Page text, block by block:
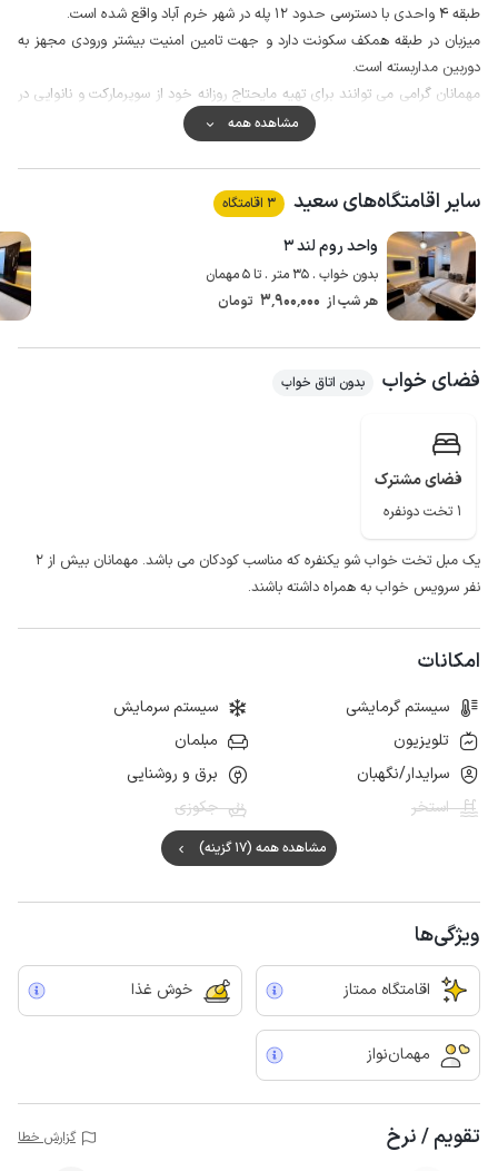
طبقه 4 واحدی با دسترسی حدود 12 پله در شهر خرم آباد واقع شده است.
میزبان در طبقه همکف سکونت دارد و جهت تامین امنیت بیشتر ورودی مجهز به
دوربین مداربسته است.
مهمانان گرامی می توانند برای تهیه مایحتاج روزانه خود از سوپرمارکت و نانوایی در
کیفیت پوشش شبکه تلفن همراه برای دو اپراتور همراه اول و ایرانسل در مکالمه
خوب و دسترسی به اینترنت به صورت 4g می باشد.
از جاذبه های گردشگری این شهر می توان به دریاچه کیو، قله فلک الافلاک، منار
جنبان، سنگ نبشته، پل گپ گرداب سنگی، حمام گپ، مقبره باباطاهر، پل کشکان
غاریافته، پارک جنگلی مخمل کوه، سراب کهمان، آبشار نوژیان، آبشار بیشه، آبشار
آفرینه، هفت چشمه، آبشار گریت، آبشار کاکارضا، آبشار وارک، پل شکسته، کتیبه بی
دفاع سلجوقی، اشاره کرد.
مشاهده همه
سایر اقامتگاه‌های سعید 3 اقامتگاه
واحد روم لند ۳
بدون خواب . 35 متر . تا 5 مهمان
هر شب از 3٬900٬000 تومان
فضای خواب بدون اتاق خواب
فضای مشترک
1 تخت دونفره
یک مبل تخت خواب شو یکنفره که مناسب کودکان می باشد. مهمانان بیش از ۲
نفر سرویس خواب به همراه داشته باشند.
امکانات
سیستم گرمایشی
سیستم سرمایش
تلویزیون
مبلمان
سرایدار/نگهبان
برق و روشنایی
استخر
جکوزی
مشاهده همه (17 گزینه)
ویژگی‌ها
اقامتگاه ممتاز خوش غذا
مهمان‌نواز
تقویم / نرخ گزارش خطا